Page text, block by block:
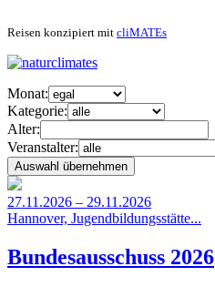
Reisen konzipiert mit cliMATEs
Monat:
Kategorie:
Alter:
Veranstalter:
27.11.2026 – 29.11.2026
Hannover, Jugendbildungsstätte...
Bundesausschuss 2026